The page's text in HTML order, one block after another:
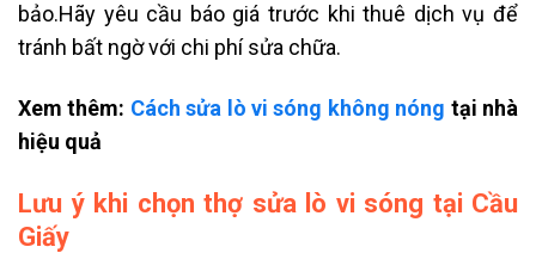
bảo.Hãy yêu cầu báo giá trước khi thuê dịch vụ để
tránh bất ngờ với chi phí sửa chữa.
Xem thêm: Cách sửa lò vi sóng không nóng tại nhà
hiệu quả
Lưu ý khi chọn thợ sửa lò vi sóng tại Cầu
Giấy